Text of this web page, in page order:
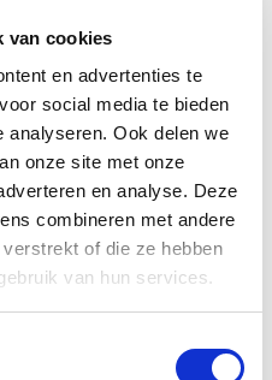
van cookies
en advertenties te
social media te bieden
analyseren. Ook delen we
onze site met onze
en analyse. Deze
combineren met andere
of die ze hebben
van hun services.
Clipper SE- 210
€ 5,51